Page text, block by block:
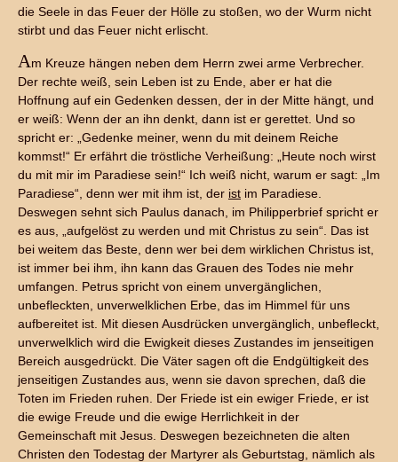
die Seele in das Feuer der Hölle zu stoßen, wo der Wurm nicht
stirbt und das Feuer nicht erlischt.
Am Kreuze hängen neben dem Herrn zwei arme Verbrecher.
Der rechte weiß, sein Leben ist zu Ende, aber er hat die
Hoffnung auf ein Gedenken dessen, der in der Mitte hängt, und
er weiß: Wenn der an ihn denkt, dann ist er gerettet. Und so
spricht er: „Gedenke meiner, wenn du mit deinem Reiche
kommst!“ Er erfährt die tröstliche Verheißung: „Heute noch wirst
du mit mir im Paradiese sein!“ Ich weiß nicht, warum er sagt: „Im
Paradiese“, denn wer mit ihm ist, der ist im Paradiese.
Deswegen sehnt sich Paulus danach, im Philipperbrief spricht er
es aus, „aufgelöst zu werden und mit Christus zu sein“. Das ist
bei weitem das Beste, denn wer bei dem wirklichen Christus ist,
ist immer bei ihm, ihn kann das Grauen des Todes nie mehr
umfangen. Petrus spricht von einem unvergänglichen,
unbefleckten, unverwelklichen Erbe, das im Himmel für uns
aufbereitet ist. Mit diesen Ausdrücken unvergänglich, unbefleckt,
unverwelklich wird die Ewigkeit dieses Zustandes im jenseitigen
Bereich ausgedrückt. Die Väter sagen oft die Endgültigkeit des
jenseitigen Zustandes aus, wenn sie davon sprechen, daß die
Toten im Frieden ruhen. Der Friede ist ein ewiger Friede, er ist
die ewige Freude und die ewige Herrlichkeit in der
Gemeinschaft mit Jesus. Deswegen bezeichneten die alten
Christen den Todestag der Martyrer als Geburtstag, nämlich als